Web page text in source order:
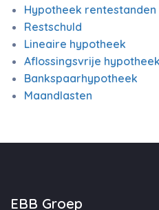
Hypotheek rentestanden
Restschuld
Lineaire hypotheek
Aflossingsvrije hypotheek
Bankspaarhypotheek
Maandlasten
EBB Groep